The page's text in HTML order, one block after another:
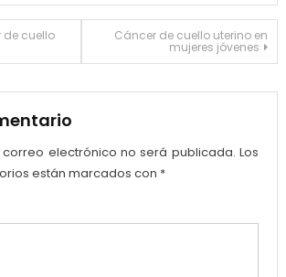
de cuello
Cáncer de cuello uterino en
mujeres jóvenes
electrónico no será publicada. Los
están marcados con *